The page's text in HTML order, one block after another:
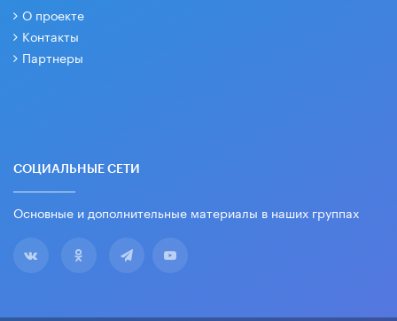
О проекте
Контакты
Партнеры
СОЦИАЛЬНЫЕ СЕТИ
Основные и дополнительные материалы в наших группах